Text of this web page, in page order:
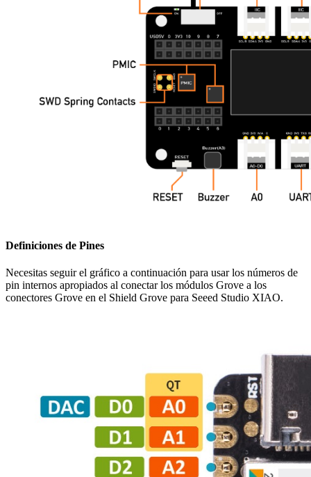
Definiciones de Pines
Necesitas seguir el gráfico a continuación para usar los números de
pin internos apropiados al conectar los módulos Grove a los
conectores Grove en el Shield Grove para Seeed Studio XIAO.